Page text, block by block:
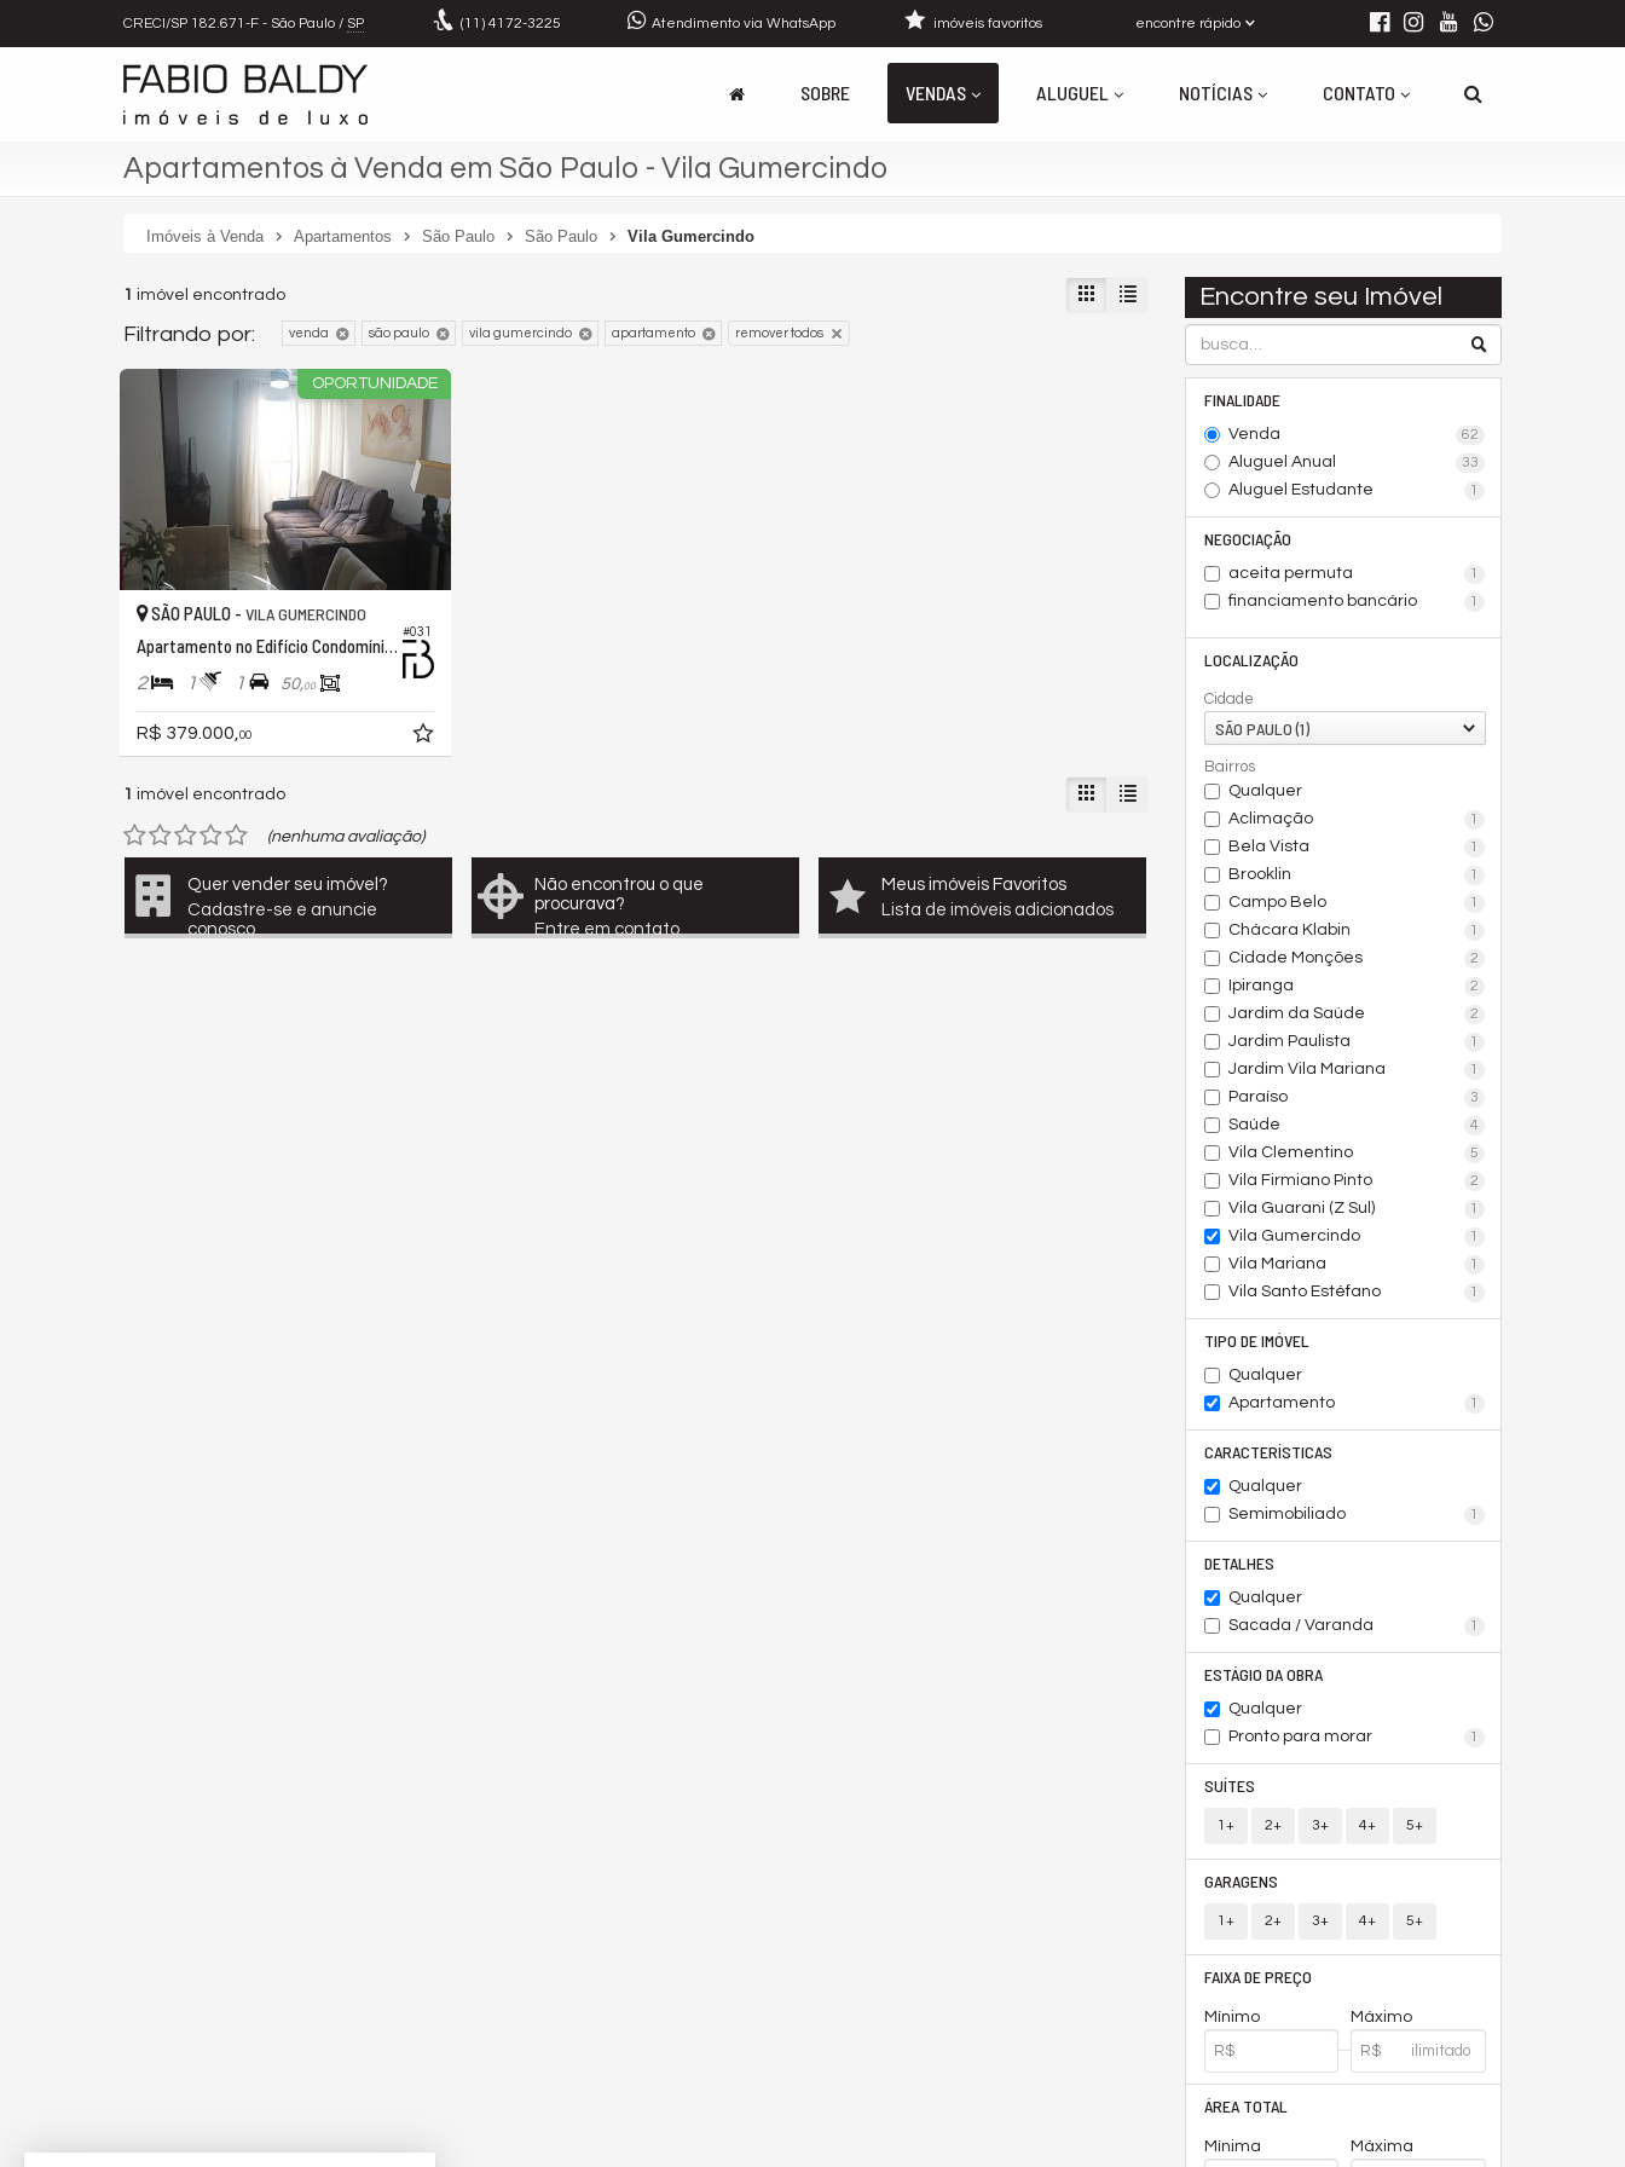
CRECI/SP 182.671-F - São Paulo / SP (11) 4172-3225 Atendimento via WhatsApp encontre rápido
imóveis favoritos
SOBRE VENDAS ALUGUEL NOTÍCIAS CONTATO
Apartamentos à Venda em São Paulo - Vila Gumercindo
Imóveis à Venda Apartamentos São Paulo São Paulo Vila Gumercindo
Encontre seu Imóvel
FINALIDADE
Venda 62
Aluguel Anual 33
Aluguel Estudante 1
NEGOCIAÇÃO
aceita permuta 1
financiamento bancário 1
LOCALIZAÇÃO
Cidade
SÃO PAULO (1)
Bairros
Qualquer
Aclimação
1
Bela Vista 1
Brooklin 1
Campo Belo 1
Chácara Klabin 1
Cidade Monções 2
Ipiranga 2
Jardim da Saúde 2
Jardim Paulista 1
Jardim Vila Mariana 1
Paraíso 3
Saúde 4
Vila Clementino 5
Vila Firmiano Pinto 2
Vila Guarani (Z Sul) 1
Vila Gumercindo 1
Vila Mariana 1
Vila Santo Estéfano 1
TIPO DE IMÓVEL
Qualquer
Apartamento
1
CARACTERÍSTICAS
Qualquer
Semimobiliado
1
DETALHES
Qualquer
Sacada / Varanda
1
ESTÁGIO DA OBRA
Qualquer
Pronto para morar
1
SUÍTES
1+ 2+ 3+ 4+ 5+
GARAGENS
1+ 2+ 3+ 4+ 5+
FAIXA DE PREÇO
Mínimo Máximo
ÁREA TOTAL
Mínima Máxima
1 imóvel encontrado
Filtrando por: venda são paulo vila gumercindo apartamento remover todos
OPORTUNIDADE
#031
SÃO PAULO - VILA GUMERCINDO
Apartamento no Edifício Condomínio Edificio Estoril
2 1 1 50,00
R$ 379.000, 00
1 imóvel encontrado
(nenhuma avaliação)
Quer vender seu imóvel?
Cadastre-se e anuncie
conosco
Não encontrou o que
procurava?
Entre em contato
Meus imóveis Favoritos
Lista de imóveis adicionados